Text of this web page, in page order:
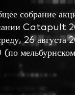
собрание
Catapult
26 августа
(по